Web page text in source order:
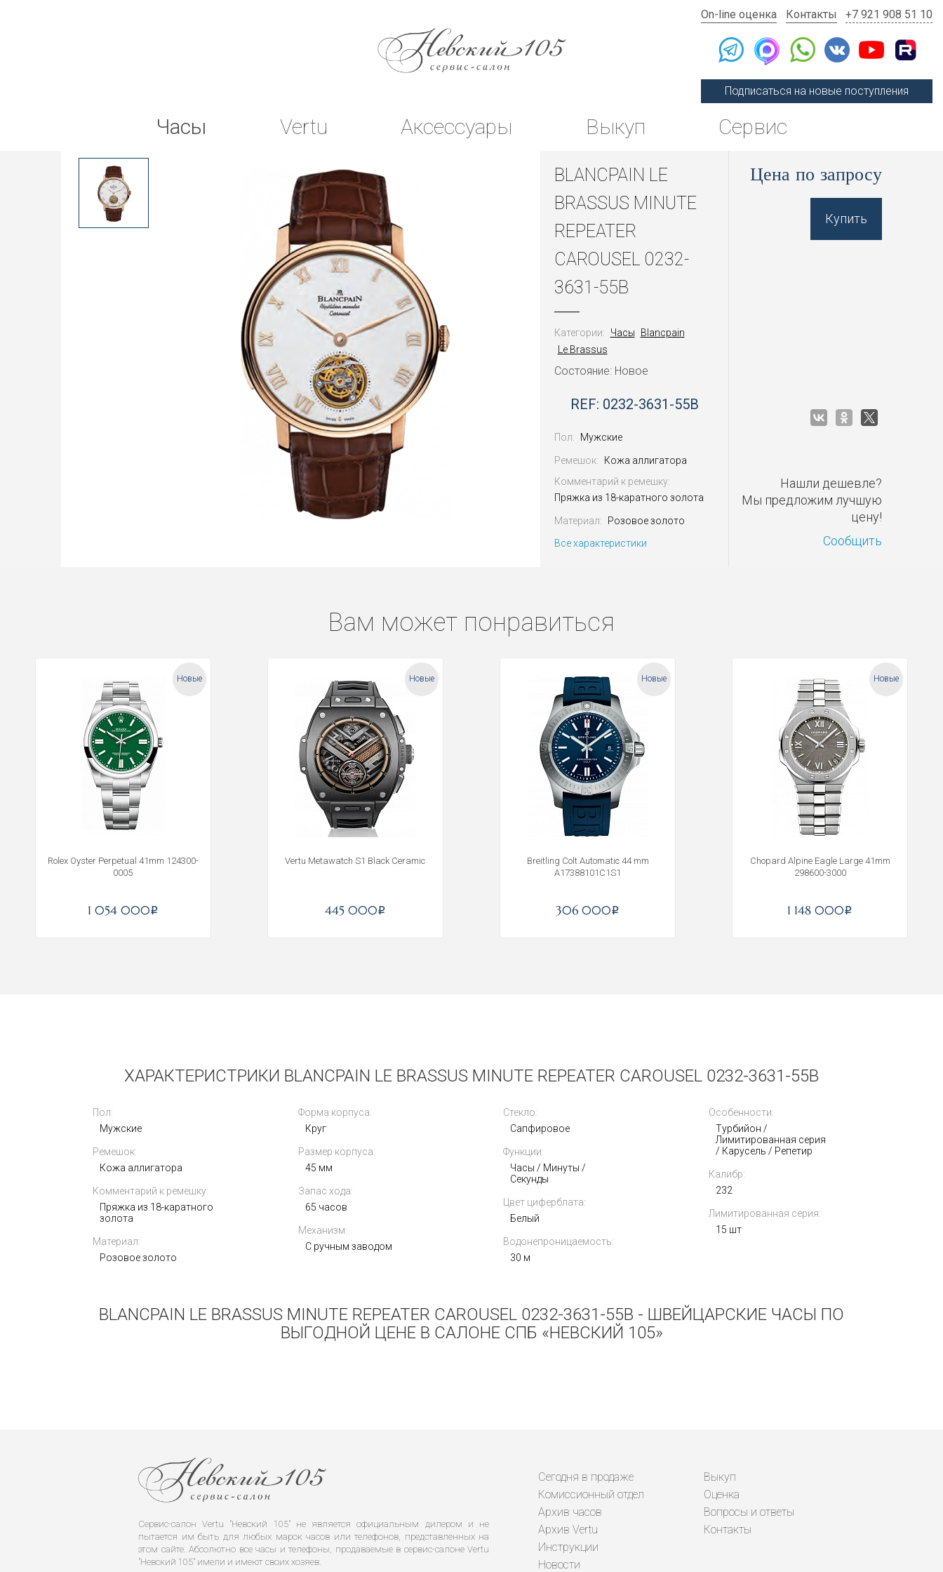
On-line оценка Контакты +7 921 908 51 10
Подписаться на новые поступления
Часы Vertu Аксессуары Выкуп Сервис
BLANCPAIN LE
BRASSUS MINUTE
REPEATER
CAROUSEL 0232-
3631-55B
Категории: Часы
Blancpain
Le Brassus
Состояние: Новое
REF: 0232-3631-55B
Пол: Мужские
Ремешок:
Кожа аллигатора
Комментарий к ремешку:
Пряжка из 18-каратного золота
Материал:
Розовое золото
Все характеристики
Цена по запросу
Купить
Нашли дешевле?
Мы предложим лучшую
цену!
Сообщить
Вам может понравиться
Новые
Rolex Oyster Perpetual 41mm 124300-
0005
1 054 000i
Новые
Vertu Metawatch S1 Black Ceramic
445 000i
Новые
Breitling Colt Automatic 44 mm
A17388101C1S1
306 000i
Новые
Chopard Alpine Eagle Large 41mm
298600-3000
1 148 000i
Blancpain x Swatch Scuba Fifty
Fathoms Blue Lagoon 42mm
53 000i
ХАРАКТЕРИСТРИКИ BLANCPAIN LE BRASSUS MINUTE REPEATER CAROUSEL 0232-3631-55B
Пол:
Мужские
Ремешок:
Кожа аллигатора
Комментарий к ремешку:
Пряжка из 18-каратного
золота
Материал:
Розовое золото
Форма корпуса:
Круг
Размер корпуса:
45 мм
Запас хода:
65 часов
Механизм:
С ручным заводом
Стекло:
Сапфировое
Функции:
Часы / Минуты /
Секунды
Цвет циферблата:
Белый
Водонепроницаемость:
30 м
Особенности:
Турбийон /
Лимитированная серия
/ Карусель / Репетир
Калибр:
232
Лимитированная серия:
15 шт
BLANCPAIN LE BRASSUS MINUTE REPEATER CAROUSEL 0232-3631-55B - ШВЕЙЦАРСКИЕ ЧАСЫ ПО
ВЫГОДНОЙ ЦЕНЕ В САЛОНЕ СПБ «НЕВСКИЙ 105»
Сервис-салон Vertu "Невский 105" не является официальным дилером и не
пытается им быть для любых марок часов или телефонов, представленных на
этом сайте. Абсолютно все часы и телефоны, продаваемые в сервис-салоне Vertu
"Невский 105" имели и имеют своих хозяев.
Сегодня в продаже
Комиссионный отдел
Архив часов
Архив Vertu
Инструкции
Новости
Выкуп
Оценка
Вопросы и ответы
Контакты